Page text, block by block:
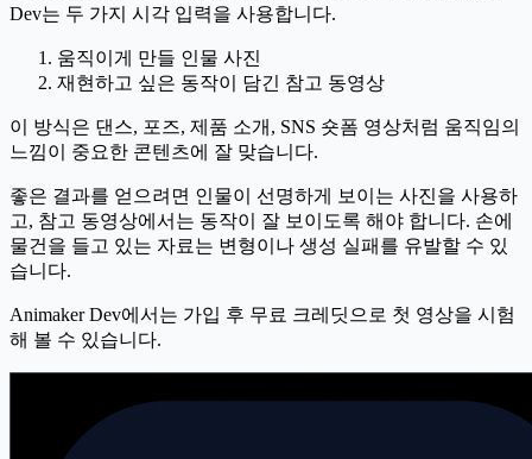
Dev는 두 가지 시각 입력을 사용합니다.
움직이게 만들 인물 사진
재현하고 싶은 동작이 담긴 참고 동영상
이 방식은 댄스, 포즈, 제품 소개, SNS 숏폼 영상처럼 움직임의
느낌이 중요한 콘텐츠에 잘 맞습니다.
좋은 결과를 얻으려면 인물이 선명하게 보이는 사진을 사용하
고, 참고 동영상에서는 동작이 잘 보이도록 해야 합니다. 손에
물건을 들고 있는 자료는 변형이나 생성 실패를 유발할 수 있
습니다.
Animaker Dev에서는 가입 후 무료 크레딧으로 첫 영상을 시험
해 볼 수 있습니다.